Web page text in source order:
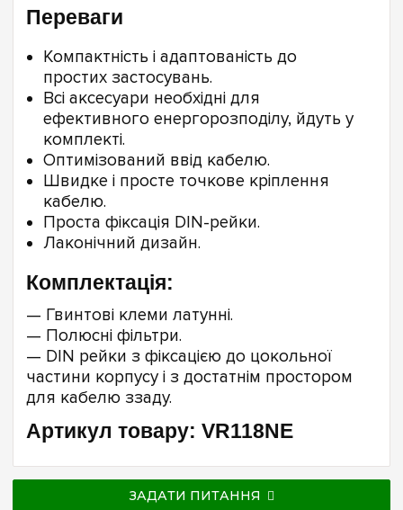
Переваги
Компактність і адаптованість до
простих застосувань.
Всі аксесуари необхідні для
ефективного енергорозподілу, йдуть у
комплекті.
Оптимізований ввід кабелю.
Швидке і просте точкове кріплення
кабелю.
Проста фіксація DIN-рейки.
Лаконічний дизайн.
Комплектація:
— Гвинтові клеми латунні.
— Полюсні фільтри.
— DIN рейки з фіксацією до цокольної
частини корпусу і з достатнім простором
для кабелю ззаду.
Артикул товару: VR118NE
ЗАДАТИ ПИТАННЯ